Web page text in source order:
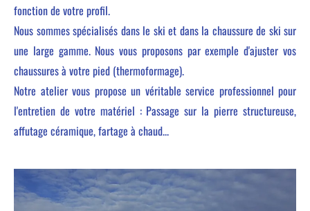
fonction de votre profil.
Nous sommes spécialisés dans le ski et dans la chaussure de ski sur
une large gamme. Nous vous proposons par exemple d'ajuster vos
chaussures à votre pied (thermoformage).
Notre atelier vous propose un véritable service professionnel pour
l'entretien de votre matériel : Passage sur la pierre structureuse,
affutage céramique, fartage à chaud...